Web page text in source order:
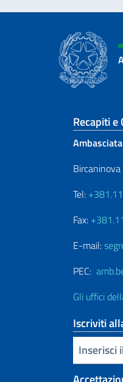
Recapiti
Tel:
Fax:
E-mail:
PEC:
Gli uffici
Iscriviti
Inserisci la tua email